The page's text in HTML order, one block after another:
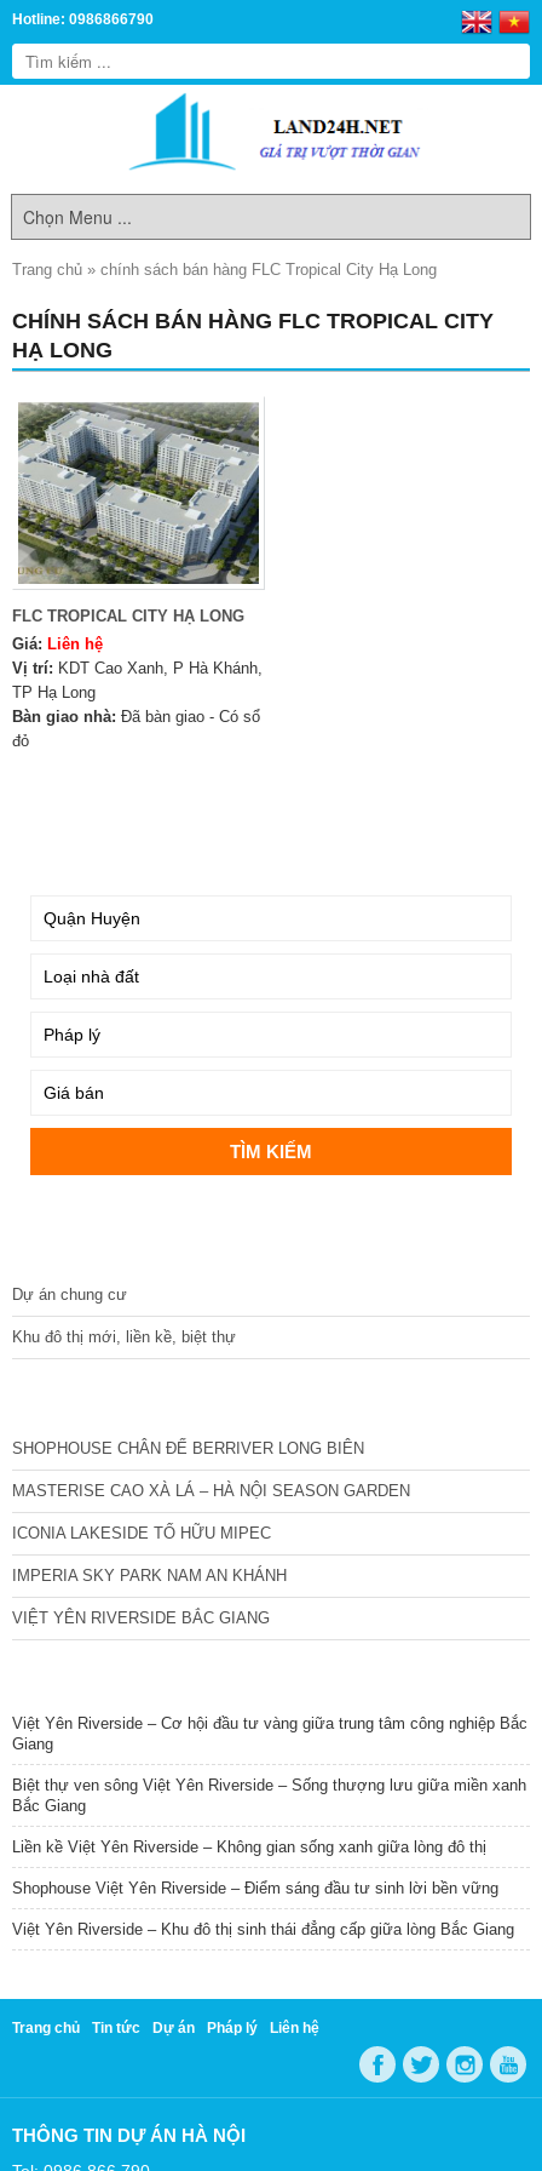
Hotline: 0986866790
Trang chủ » chính sách bán hàng FLC Tropical City Hạ Long
CHÍNH SÁCH BÁN HÀNG FLC TROPICAL CITY
HẠ LONG
FLC TROPICAL CITY HẠ LONG
Giá: Liên hệ
Vị trí: KDT Cao Xanh, P Hà Khánh,
TP Hạ Long
Bàn giao nhà: Đã bàn giao - Có sổ
đỏ
Dự án chung cư
Khu đô thị mới, liền kề, biệt thự
SHOPHOUSE CHÂN ĐẾ BERRIVER LONG BIÊN
MASTERISE CAO XÀ LÁ – HÀ NỘI SEASON GARDEN
ICONIA LAKESIDE TỐ HỮU MIPEC
IMPERIA SKY PARK NAM AN KHÁNH
VIỆT YÊN RIVERSIDE BẮC GIANG
Việt Yên Riverside – Cơ hội đầu tư vàng giữa trung tâm công nghiệp Bắc
Giang
Biệt thự ven sông Việt Yên Riverside – Sống thượng lưu giữa miền xanh
Bắc Giang
Liền kề Việt Yên Riverside – Không gian sống xanh giữa lòng đô thị
Shophouse Việt Yên Riverside – Điểm sáng đầu tư sinh lời bền vững
Việt Yên Riverside – Khu đô thị sinh thái đẳng cấp giữa lòng Bắc Giang
Trang chủ Tin tức Dự án Pháp lý Liên hệ
THÔNG TIN DỰ ÁN HÀ NỘI